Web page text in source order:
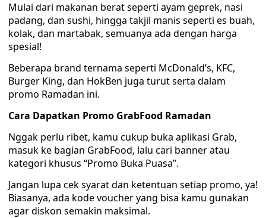
Mulai dari makanan berat seperti ayam geprek, nasi
padang, dan sushi, hingga takjil manis seperti es buah,
kolak, dan martabak, semuanya ada dengan harga
spesial!
Beberapa brand ternama seperti McDonald’s, KFC,
Burger King, dan HokBen juga turut serta dalam
promo Ramadan ini.
Cara Dapatkan Promo GrabFood Ramadan
Nggak perlu ribet, kamu cukup buka aplikasi Grab,
masuk ke bagian GrabFood, lalu cari banner atau
kategori khusus “Promo Buka Puasa”.
Jangan lupa cek syarat dan ketentuan setiap promo, ya!
Biasanya, ada kode voucher yang bisa kamu gunakan
agar diskon semakin maksimal.